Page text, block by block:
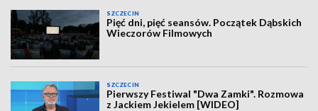
SZCZECIN
Pięć dni, pięć seansów. Początek Dąbskich
Wieczorów Filmowych
SZCZECIN
Pierwszy Festiwal "Dwa Zamki". Rozmowa
z Jackiem Jekielem [WIDEO]